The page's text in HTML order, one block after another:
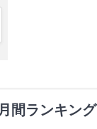
間ランキング